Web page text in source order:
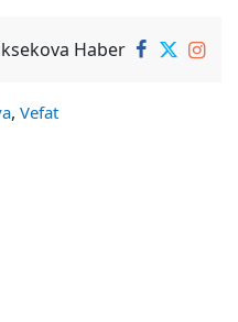
Haber
, Vefat